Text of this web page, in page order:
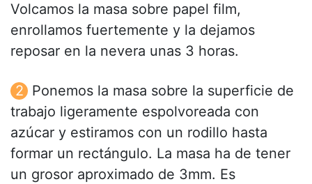
Volcamos la masa sobre papel film,
enrollamos fuertemente y la dejamos
reposar en la nevera unas 3 horas.
Ponemos la masa sobre la superficie de
trabajo ligeramente espolvoreada con
azúcar y estiramos con un rodillo hasta
formar un rectángulo. La masa ha de tener
un grosor aproximado de 3mm. Es